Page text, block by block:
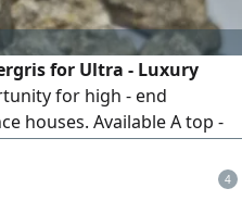
for Ultra - Luxury
for high - end
houses. Available A top -
superb fixative quality.4